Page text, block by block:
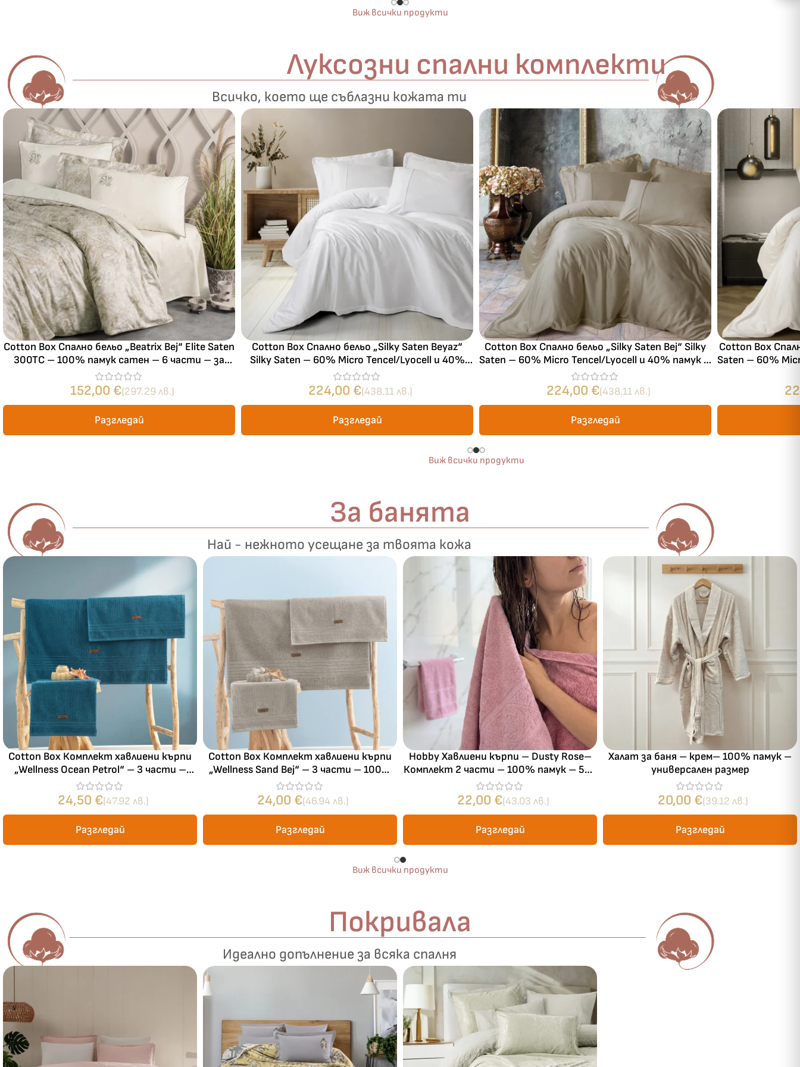
Виж всички продукти
Луксозни спални комплекти
Всичко, което ще съблазни кожата ти
Cotton Box Спално бельо „Beatrix Bej“ Elite Saten
300TC – 100% памук сатен – 6 части – за
спалня
152,00 €(297.29 лв.)
Разгледай
Cotton Box Спално бельо „Silky Saten Beyaz“
Silky Saten – 60% Micro Tencel/Lyocell и 40%
памук – 300TC – 6 части – за спалня
224,00 €(438.11 лв.)
Разгледай
Cotton Box Спално бельо „Silky Saten Bej“ Silky
Saten – 60% Micro Tencel/Lyocell и 40% памук –
300TC – 6 части – за спалня
224,00 €(438.11 лв.)
Разгледай
Cotton Box
Saten – 60%
Виж всички продукти
За банята
Най - нежното усещане за твоята кожа
Cotton Box Комплект хавлиени кърпи
„Wellness Ocean Petrol“ – 3 части –
100% памук
24,50 €(47.92 лв.)
Разгледай
Cotton Box Комплект хавлиени кърпи
„Wellness Sand Bej“ – 3 части – 100%
памук
24,00 €(46.94 лв.)
Разгледай
Hobby Хавлиени кърпи – Dusty Rose–
Комплект 2 части – 100% памук – 560
г/м²
22,00 €(43.03 лв.)
Разгледай
Халат за баня – крем– 100% памук –
универсален размер
20,00 €(39.12 лв.)
Разгледай
Виж всички продукти
Покривала
Идеално допълнение за всяка спалня
🎁 Късметът избра Вас!
✦
Хавлиени кърпи – Комплект 2 части – 100% памук
Екрю и Бежово
✓